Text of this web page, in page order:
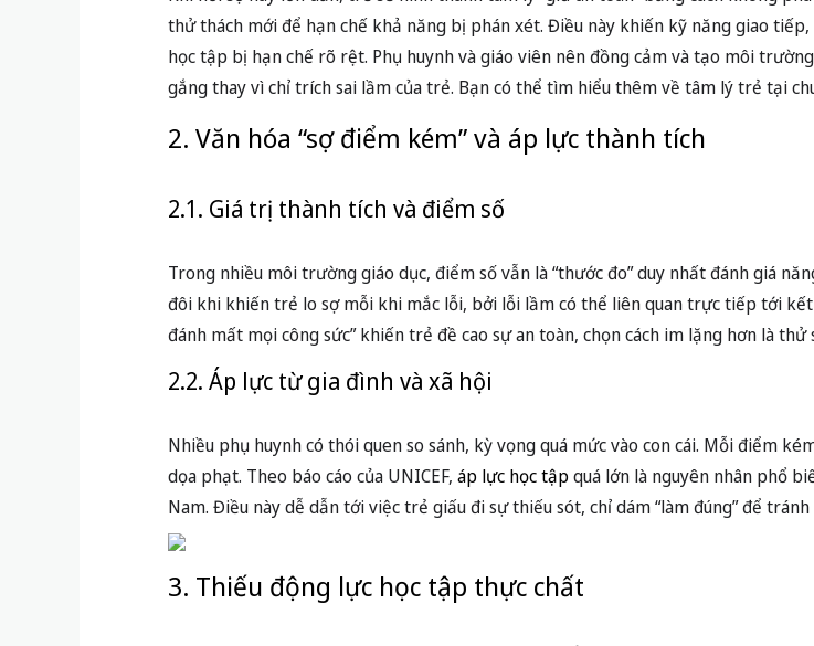
đôi khi khiến trẻ lo sợ mỗi khi mắc lỗi, bởi lỗi lầm có thể liên quan trực tiếp tới kết
đánh mất mọi công sức” khiến trẻ đề cao sự an toàn, chọn cách im lặng hơn là
dọa phạt. Theo báo cáo của UNICEF,áp lực học tập
3. Thiếu động lực học tập thực chất
3.1. Học vì thành tích, không phải vì hiểu biết
Một số học sinh tập trung vào việc ghi nhớ đáp án để vượt qua bài kiểm tra thay
không phải là kiến thức mà là điểm số, trẻ sẽ sợ mắc lỗi hơn là sợ không biết, bởi
tích.
3.2. Tác động tới tư duy tiếp nhận và sáng tạo